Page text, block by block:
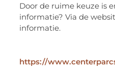
Door de ruime keuze is
informatie? Via de
informatie.
https://